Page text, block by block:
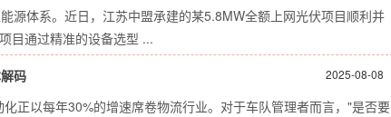
源体系。近日，江苏中盟承建的某5.8MW全额上网光伏项目顺利并
目通过精准的设备选型 ...
码 2025-08-08
正以每年30%的增速席卷物流行业。对于车队管理者而言，"是否要